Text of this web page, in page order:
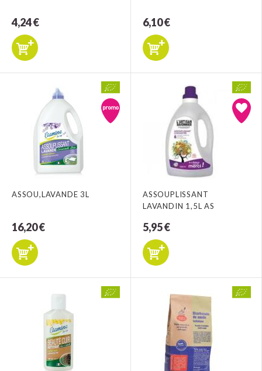
4,24 € 6,10 €
ASSOU,LAVANDE 3L
16,20 €
ASSOUPLISSANT
LAVANDIN 1,5L AS
5,95 €